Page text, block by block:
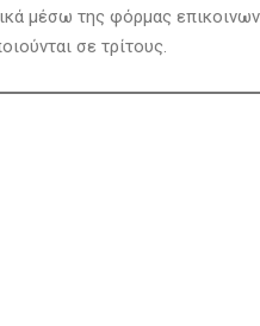
μέσω της φόρμας
σε τρίτους.